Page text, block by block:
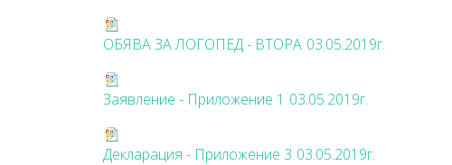
ОБЯВА ЗА ЛОГОПЕД - ВТОРА 03.05.2019г.
Заявление - Приложение 1 03.05.2019г.
Декларация - Приложение 3 03.05.2019г.